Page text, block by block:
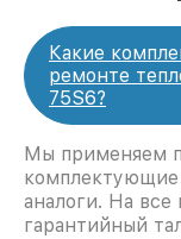
Какие
ремонте
75S6?
Мы применяем
аналоги. На
гарантийный